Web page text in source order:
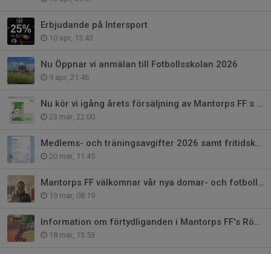
Erbjudande på Intersport
10 apr, 13:43
Nu Öppnar vi anmälan till Fotbollsskolan 2026
9 apr, 21:46
Nu kör vi igång årets försäljning av Mantorps FF:s gräsmattegödning!
23 mar, 22:00
Medlems- och träningsavgifter 2026 samt fritidskortet
20 mar, 11:45
Mantorps FF välkomnar vår nya domar- och fotbollsutvecklare
19 mar, 08:19
Information om förtydliganden i Mantorps FF's Röda tråden
18 mar, 13:53